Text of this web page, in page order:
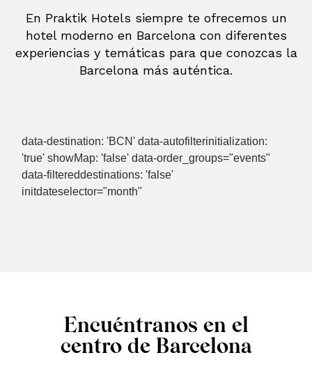
En Praktik Hotels siempre te ofrecemos un
hotel moderno en Barcelona con diferentes
experiencias y temáticas para que conozcas la
Barcelona más auténtica.
data-destination: 'BCN' data-autofilterinitialization:
'true' showMap: 'false' data-order_groups="events"
data-filtereddestinations: 'false'
initdateselector="month"
Encuéntranos en el
centro de Barcelona